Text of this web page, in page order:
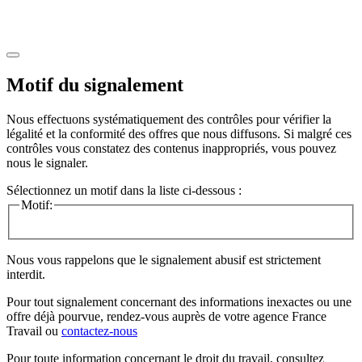
Motif du signalement
Nous effectuons systématiquement des contrôles pour vérifier la
légalité et la conformité des offres que nous diffusons. Si malgré ces
contrôles vous constatez des contenus inappropriés, vous pouvez
nous le signaler.
Sélectionnez un motif dans la liste ci-dessous :
Motif:
Nous vous rappelons que le signalement abusif est strictement
interdit.
Pour tout signalement concernant des informations inexactes ou une
offre déjà pourvue, rendez-vous auprès de votre agence France
Travail ou contactez-nous
Pour toute information concernant le droit du travail, consultez